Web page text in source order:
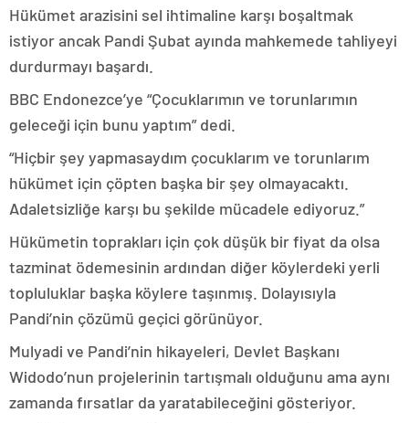
Hükümet arazisini sel ihtimaline karşı boşaltmak
istiyor ancak Pandi Şubat ayında mahkemede tahliyeyi
durdurmayı başardı.
BBC Endonezce’ye “Çocuklarımın ve torunlarımın
geleceği için bunu yaptım” dedi.
“Hiçbir şey yapmasaydım çocuklarım ve torunlarım
hükümet için çöpten başka bir şey olmayacaktı.
Adaletsizliğe karşı bu şekilde mücadele ediyoruz.”
Hükümetin toprakları için çok düşük bir fiyat da olsa
tazminat ödemesinin ardından diğer köylerdeki yerli
topluluklar başka köylere taşınmış. Dolayısıyla
Pandi’nin çözümü geçici görünüyor.
Mulyadi ve Pandi’nin hikayeleri, Devlet Başkanı
Widodo’nun projelerinin tartışmalı olduğunu ama aynı
zamanda fırsatlar da yaratabileceğini gösteriyor.